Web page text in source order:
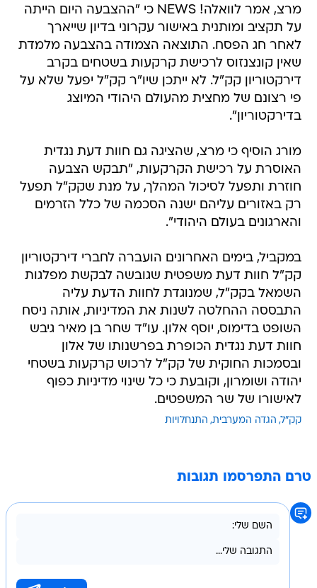
מרצ, אמר לוואלה! NEWS כי "ההצבעה היום הייתה
על תקציב ומותנית באישור עקרוני בדיון שייארך
לאחר חג הפסח. התוצאה הצמודה בהצבעה מלמדת
שאין קונצנזוס לרכישת קרקעות בשטחים בקרב
דירקטוריון קק"ל. לא ייתכן שיו"ר קק"ל יפעל שלא על
פי רצונם של מחצית מהעולם היהודי המיוצג
בדירקטוריון".
מורג הוסיף כי מרצ, שהציגה גם חוות דעת נגדית
האוסרת על רכישת הקרקעות, "תבקש הצבעה
חוזרת ותפעל לסיכול המהלך, על מנת שקק"ל תפעל
רק באזורים עליהם ישנה הסכמה של כלל הזרמים
והארגונים בעולם היהודי".
במקביל, בימים האחרונים הועברה לחברי דירקטוריון
קק"ל חוות דעת משפטית שגובשה לבקשת מפלגות
השמאל בקק"ל, שמנוגדת לחוות הדעת עליה
התבססה ההחלטה לשנות את המדיניות, אותה ניסח
השופט בדימוס, יוסף אלון. עו"ד שחר בן מאיר גיבש
חוות דעת נגדית הכופרת בפרשנותו של אלון
ובסמכות החוקית של קק"ל לרכוש קרקעות בשטחי
יהודה ושומרון, וקובעת כי כל שינוי מדיניות כפוף
לאישורו של שר המשפטים.
קק"ל הגדה המערבית התנחלויות
טרם התפרסמו תגובות